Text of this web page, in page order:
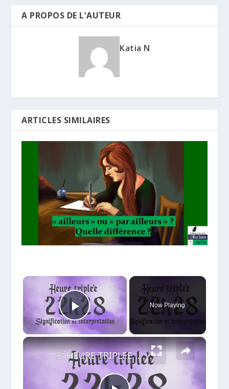
A PROPOS DE L'AUTEUR
Katia N
ARTICLES SIMILAIRES
×
Play Video
Now Playing
×
🌸 HEURE TRIPLEE 22h28 - Signification et Interprétation angélique